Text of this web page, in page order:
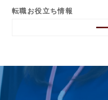
転職お役立ち情報